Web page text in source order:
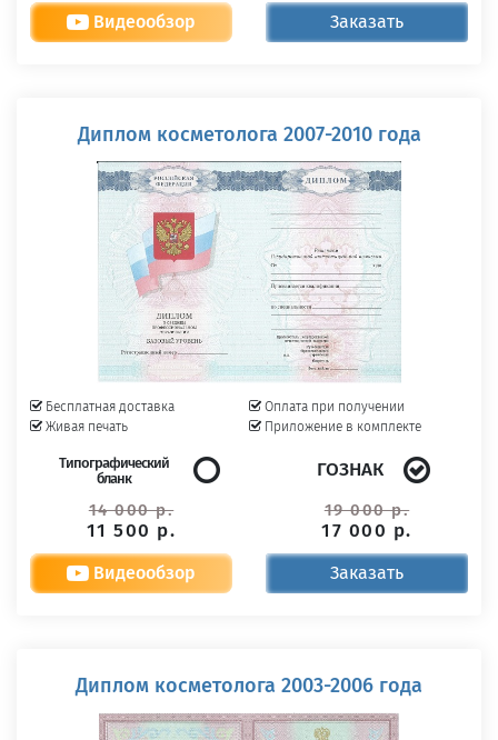
Видеообзор Заказать
Диплом косметолога 2007-2010 года
Бесплатная доставка
Живая печать
Оплата при получении
Приложение в комплекте
Типографический
бланк
14 000 р.
11 500 р.
ГОЗНАК
19 000 р.
17 000 р.
Видеообзор Заказать
Диплом косметолога 2003-2006 года